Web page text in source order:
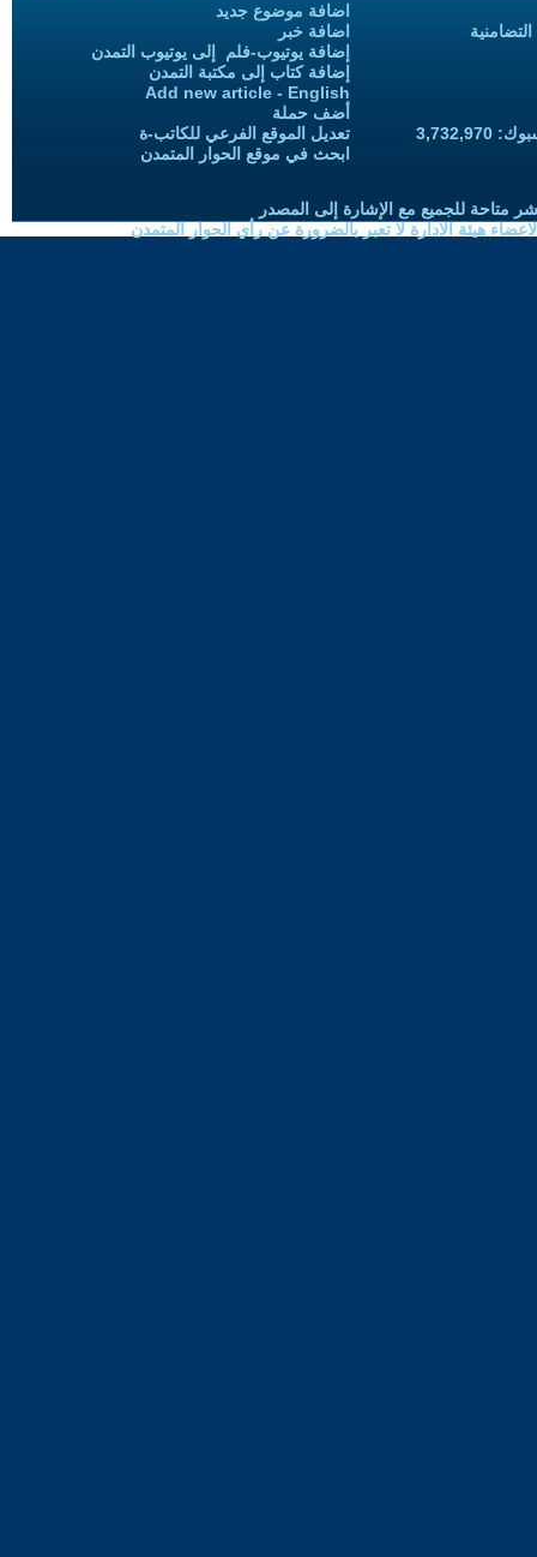
اضافة موضوع جديد
اضافة خبر
إضافة يوتيوب-فلم إلى يوتيوب التمدن
إضافة كتاب إلى مكتبة التمدن
Add new article - English
أضف حملة
تعديل الموقع الفرعي للكاتب-ة
ابحث في موقع الحوار المتمدن
متاحة للجميع مع الإشارة إلى المصدر
هيئة الادارة لا تعبر بالضرورة عن رأي الحوار المتمدن